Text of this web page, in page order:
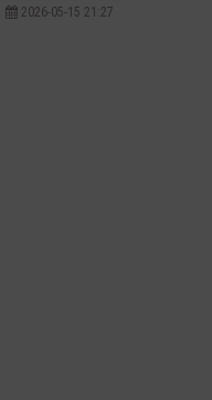
2026-05-15 21:27